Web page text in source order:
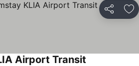
分享 加
Airport Transit